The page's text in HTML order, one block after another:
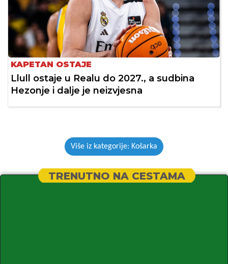
KAPETAN OSTAJE
Llull ostaje u Realu do 2027., a sudbina
Hezonje i dalje je neizvjesna
Više iz kategorije: Košarka
TRENUTNO NA CESTAMA